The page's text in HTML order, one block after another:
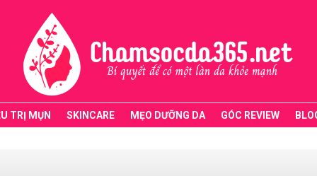
TRỊ MỤN SKINCARE MẸO DƯỠNG DA GÓC REVIEW